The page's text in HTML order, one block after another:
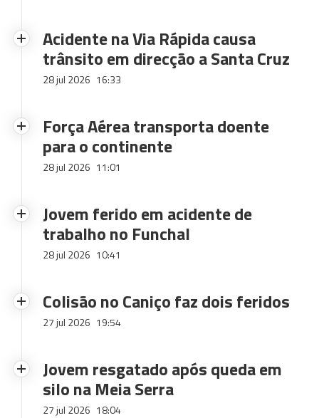
Acidente na Via Rápida causa
trânsito em direcção a Santa Cruz
28 jul 2026 16:33
Força Aérea transporta doente
para o continente
28 jul 2026 11:01
Jovem ferido em acidente de
trabalho no Funchal
28 jul 2026 10:41
Colisão no Caniço faz dois feridos
27 jul 2026 19:54
Jovem resgatado após queda em
silo na Meia Serra
27 jul 2026 18:04